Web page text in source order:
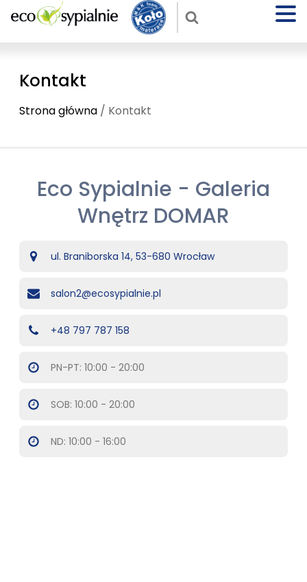
Kontakt
Strona główna / Kontakt
​Eco Sypialnie - Galeria
Wnętrz DOMAR
ul. Braniborska 14, 53-680 Wrocław
PN-PT: 10:00 - 20:00
salon2@ecosypialnie.pl
SOB: 10:00 - 20:00
+48 797 787 158
ND: 10:00 - 16:00